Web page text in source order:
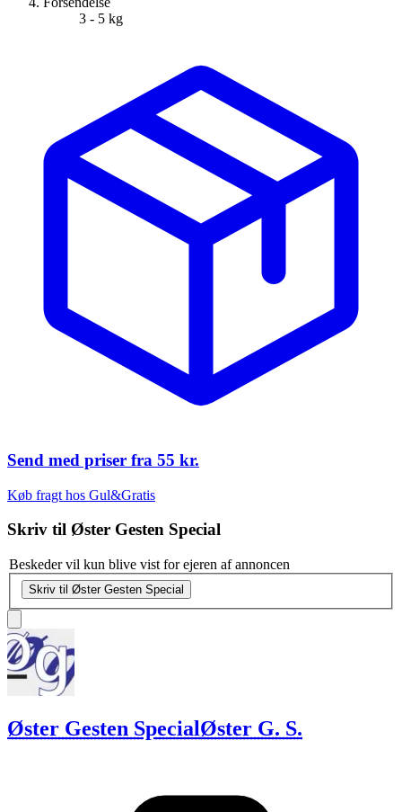
3 - 5 kg
Send med priser fra 55 kr.
Køb fragt hos Gul&Gratis
Skriv til Øster Gesten Special
Beskeder vil kun blive vist for ejeren af annoncen
Skriv til Øster Gesten Special
Øster Gesten SpecialØster G. S.